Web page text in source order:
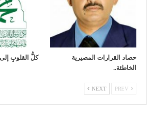
حصاد القرارات المصيرية
الخاطئة..
كلُّ القلوبِ
NEXT